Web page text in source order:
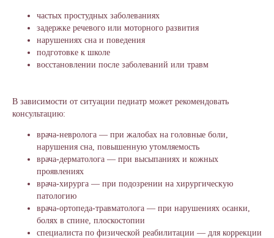
частых простудных заболеваниях
задержке речевого или моторного развития
нарушениях сна и поведения
подготовке к школе
восстановлении после заболеваний или травм
В зависимости от ситуации педиатр может рекомендовать
консультацию:
врача-невролога — при жалобах на головные боли,
нарушения сна, повышенную утомляемость
врача-дерматолога — при высыпаниях и кожных
проявлениях
врача-хирурга — при подозрении на хирургическую
патологию
врача-ортопеда-травматолога — при нарушениях осанки,
болях в спине, плоскостопии
специалиста по физической реабилитации — для коррекции